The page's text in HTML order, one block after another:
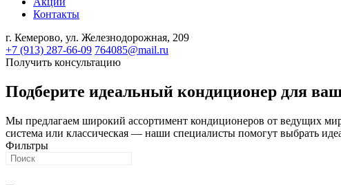
Контакты
г. Кемерово, ул. Железнодорожная, 209
+7 (913) 287-66-09 764085@mail.ru
Получить консультацию
Подберите идеальный кондиционер для
Мы предлагаем широкий ассортимент кондиционеров от ведущих
система или классическая — наши специалисты помогут выбрать
Фильтры